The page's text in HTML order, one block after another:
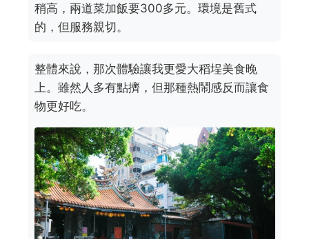
稍高，兩道菜加飯要300多元。環境是舊式
的，但服務親切。
整體來說，那次體驗讓我更愛大稻埕美食晚
上。雖然人多有點擠，但那種熱鬧感反而讓食
物更好吃。